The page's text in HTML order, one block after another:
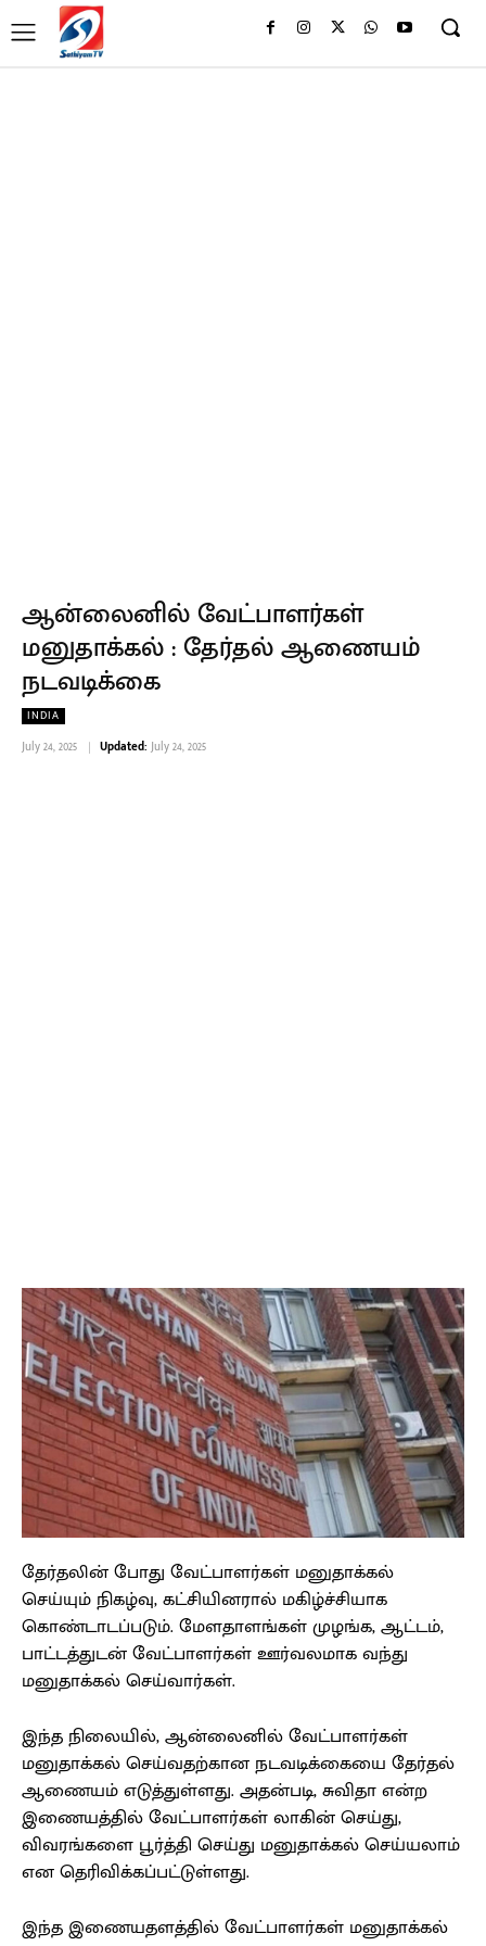
ஆன்லைனில் வேட்பாளர்கள்
மனுதாக்கல் : தேர்தல் ஆணையம்
நடவடிக்கை
INDIA
July 24, 2025 Updated: July 24, 2025
தேர்தலின் போது வேட்பாளர்கள் மனுதாக்கல்
செய்யும் நிகழ்வு, கட்சியினரால் மகிழ்ச்சியாக
கொண்டாடப்படும். மேளதாளங்கள் முழங்க, ஆட்டம்,
பாட்டத்துடன் வேட்பாளர்கள் ஊர்வலமாக வந்து
மனுதாக்கல் செய்வார்கள்.
இந்த நிலையில், ஆன்லைனில் வேட்பாளர்கள்
மனுதாக்கல் செய்வதற்கான நடவடிக்கையை தேர்தல்
ஆணையம் எடுத்துள்ளது. அதன்படி, சுவிதா என்ற
இணையத்தில் வேட்பாளர்கள் லாகின் செய்து,
விவரங்களை பூர்த்தி செய்து மனுதாக்கல் செய்யலாம்
என தெரிவிக்கப்பட்டுள்ளது.
இந்த இணையதளத்தில் வேட்பாளர்கள் மனுதாக்கல்